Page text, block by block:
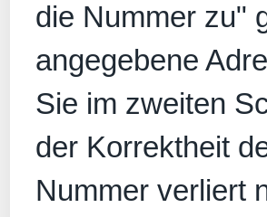
die Nummer zu"
angegebene
Sie im zweiten
der Korrektheit
Nummer verliert